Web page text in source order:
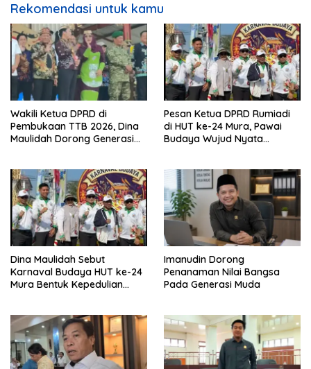
Rekomendasi untuk kamu
Wakili Ketua DPRD di
Pembukaan TTB 2026, Dina
Maulidah Dorong Generasi
Pesan Ketua DPRD Rumiadi
di HUT ke-24 Mura, Pawai
Budaya Wujud Nyata
Dina Maulidah Sebut
Karnaval Budaya HUT ke-24
Mura Bentuk Kepedulian
Imanudin Dorong
Penanaman Nilai Bangsa
Pada Generasi Muda